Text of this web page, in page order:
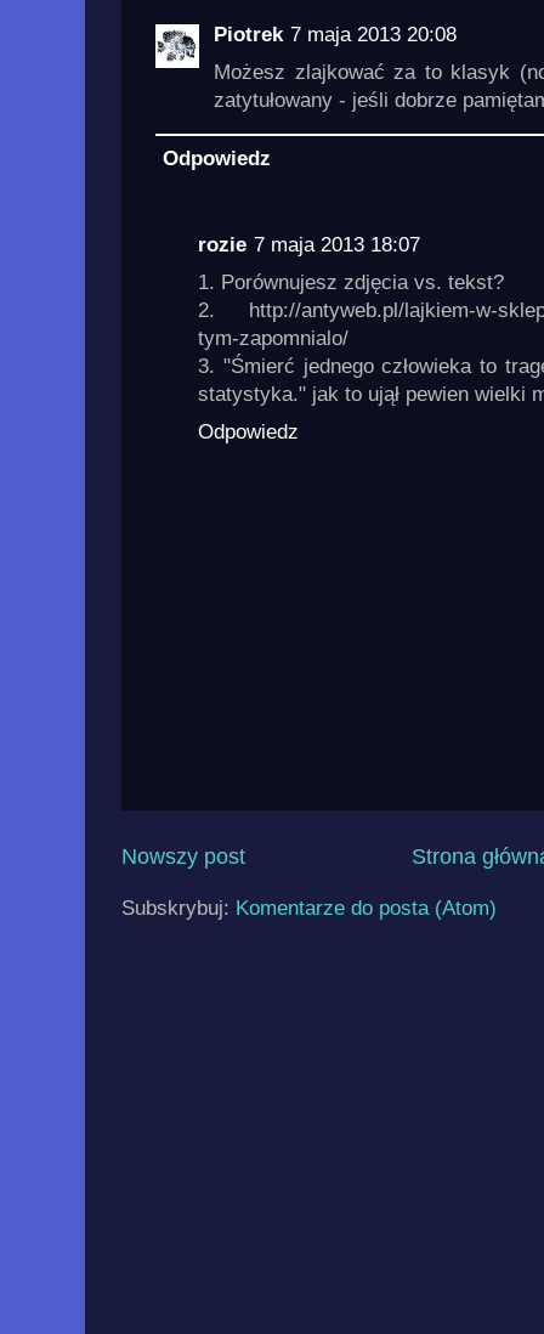
Piotrek 7 maja 2013 20:08
Możesz zlajkować za to klasyk
zatytułowany - jeśli dobrze
Odpowiedz
rozie 7 maja 2013 18:07
1. Porównujesz zdjęcia vs. tekst?
2. http://antyweb.pl/lajkiem-w-
tym-zapomnialo/
3. "Śmierć jednego człowieka to
statystyka." jak to ujął pewien wielki
Odpowiedz
Nowszy post Strona
Subskrybuj: Komentarze do posta (Atom)